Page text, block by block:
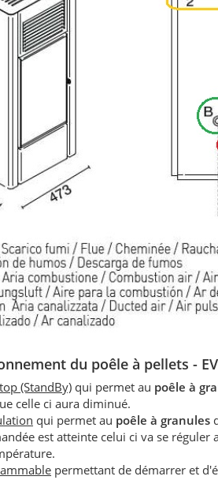
du poêle à pellets -
(StandBy) qui permet au poêle à
celle ci aura diminué.
qui permet au poêle à granules
est atteinte celui ci va se
permettant de démarrer et